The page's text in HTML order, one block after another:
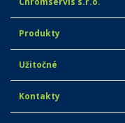
Produkty
Užitočné
Kontakty